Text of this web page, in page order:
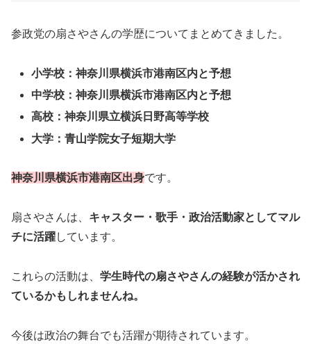
参政党の扇さやさんの学歴についてまとめてきました。
小学校：神奈川県横浜市港南区内と予想
中学校：神奈川県横浜市港南区内と予想
高校：神奈川県立横浜日野高等学校
大学：青山学院女子短期大学
神奈川県横浜市港南区出身です。
扇さやさんは、 キャスター・歌手・政治活動家としてマル
チに活躍しています。
これらの活動は、 学生時代の扇さやさんの経験が活かされ
ているかもしれませんね。
今後は政治の舞台でも活躍が期待されています。